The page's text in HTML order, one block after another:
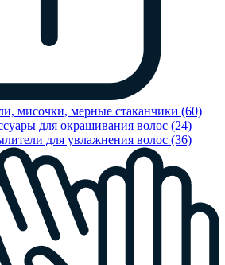
мисочки, мерные стаканчики (60)
для окрашивания волос (24)
для увлажнения волос (36)